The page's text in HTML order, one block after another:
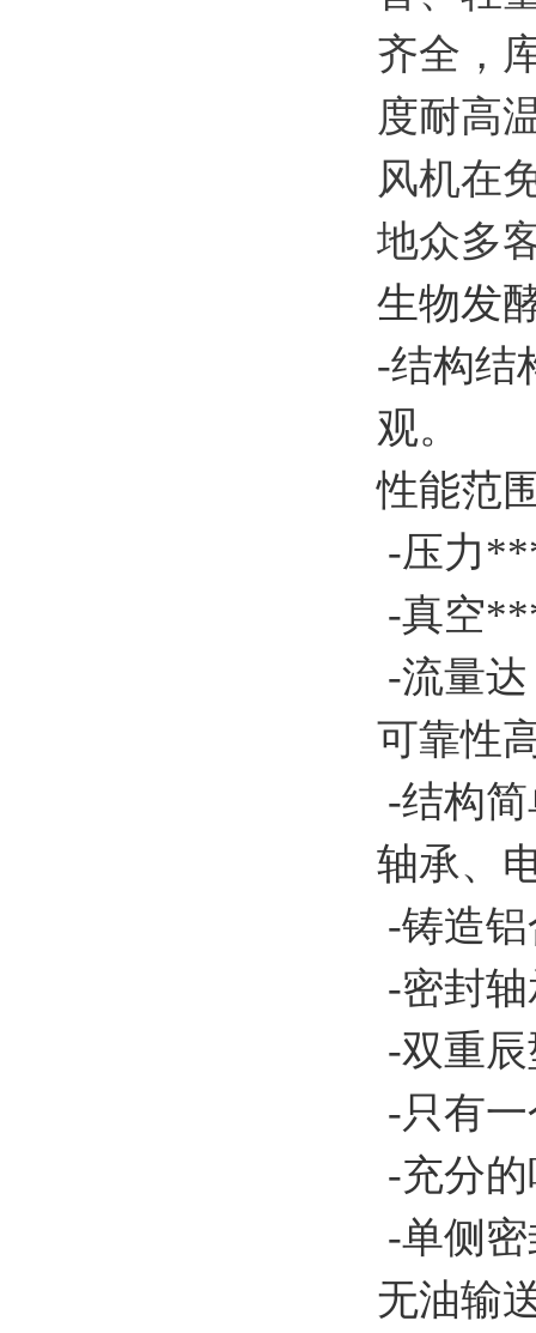
齐全，
度耐高
风机在
地众多
生物发
-结构结
观。
性能范
-压力
-真空
-流量
可靠性
-结构
轴承、
-铸造
-密封
-双重
-只有
-充分
-单侧
无油输